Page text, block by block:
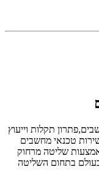
תקלות וייעוץ
טכנאי מחשבים
שליטה מרחוק
בתחום השליטה